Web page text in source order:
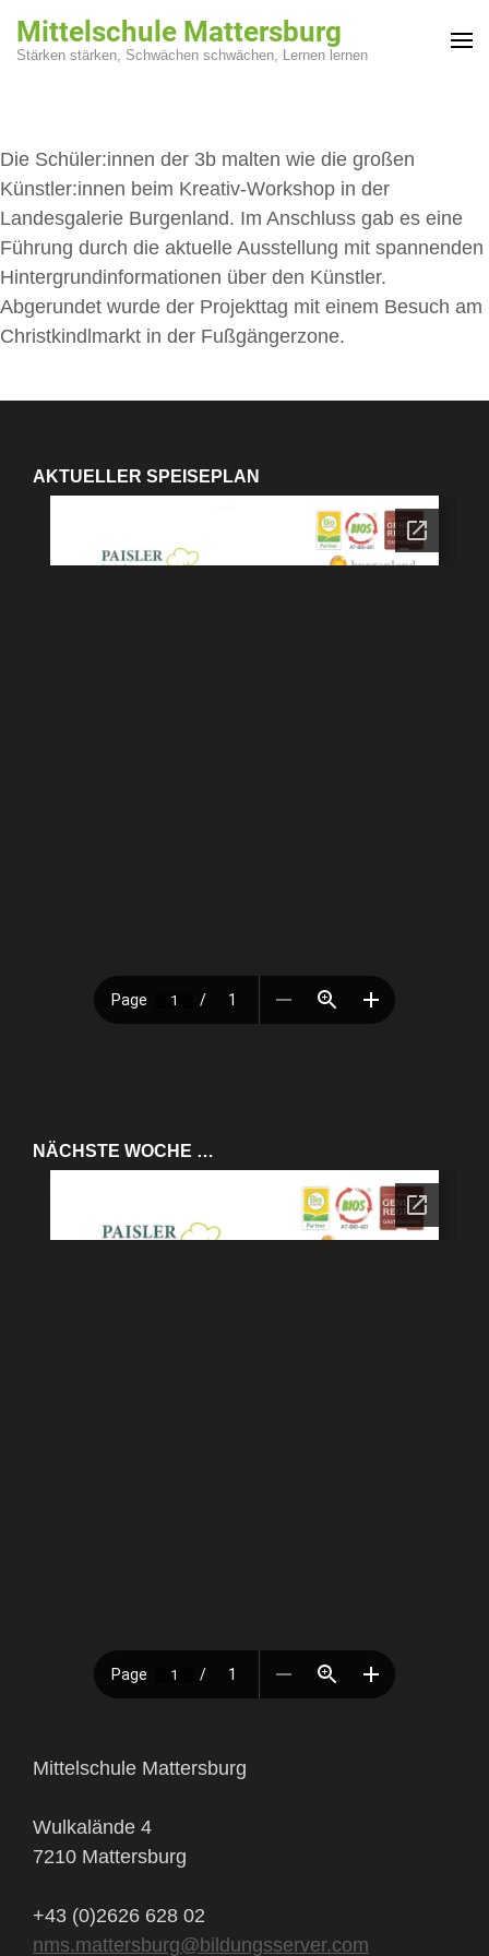
Inhalt
Mittelschule Mattersburg
Stärken stärken, Schwächen schwächen, Lernen lernen
Die Schüler:innen der 3b malten wie die großen
Künstler:innen beim Kreativ-Workshop in der
Landesgalerie Burgenland. Im Anschluss gab es eine
Führung durch die aktuelle Ausstellung mit spannenden
Hintergrundinformationen über den Künstler.
Abgerundet wurde der Projekttag mit einem Besuch am
Christkindlmarkt in der Fußgängerzone.
AKTUELLER SPEISEPLAN
NÄCHSTE WOCHE …
Mittelschule Mattersburg
Wulkalände 4
7210 Mattersburg
+43 (0)2626 628 02
nms.mattersburg@bildungsserver.com